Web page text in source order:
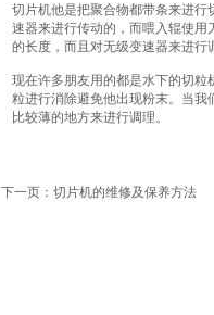
切片机他是把聚合物都带条来进
速器来进行传动的，而喂入辊使
的长度，而且对无级变速器来进行
现在许多朋友用的都是水下的切
粒进行消除避免他出现粉末。当
比较薄的地方来进行调理。
下一页：切片机的维修及保养方法